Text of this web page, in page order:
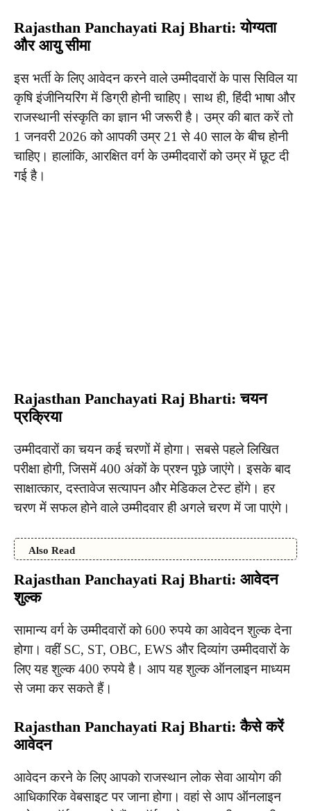
Rajasthan Panchayati Raj Bharti: योग्यता
और आयु सीमा
इस भर्ती के लिए आवेदन करने वाले उम्मीदवारों के पास सिविल या
कृषि इंजीनियरिंग में डिग्री होनी चाहिए। साथ ही, हिंदी भाषा और
राजस्थानी संस्कृति का ज्ञान भी जरूरी है। उम्र की बात करें तो
1 जनवरी 2026 को आपकी उम्र 21 से 40 साल के बीच होनी
चाहिए। हालांकि, आरक्षित वर्ग के उम्मीदवारों को उम्र में छूट दी
गई है।
Rajasthan Panchayati Raj Bharti: चयन
प्रक्रिया
उम्मीदवारों का चयन कई चरणों में होगा। सबसे पहले लिखित
परीक्षा होगी, जिसमें 400 अंकों के प्रश्न पूछे जाएंगे। इसके बाद
साक्षात्कार, दस्तावेज सत्यापन और मेडिकल टेस्ट होंगे। हर
चरण में सफल होने वाले उम्मीदवार ही अगले चरण में जा पाएंगे।
Also Read
Rajasthan Panchayati Raj Bharti: आवेदन
शुल्क
सामान्य वर्ग के उम्मीदवारों को 600 रुपये का आवेदन शुल्क देना
होगा। वहीं SC, ST, OBC, EWS और दिव्यांग उम्मीदवारों के
लिए यह शुल्क 400 रुपये है। आप यह शुल्क ऑनलाइन माध्यम
से जमा कर सकते हैं।
Rajasthan Panchayati Raj Bharti: कैसे करें
आवेदन
आवेदन करने के लिए आपको राजस्थान लोक सेवा आयोग की
आधिकारिक वेबसाइट पर जाना होगा। वहां से आप ऑनलाइन